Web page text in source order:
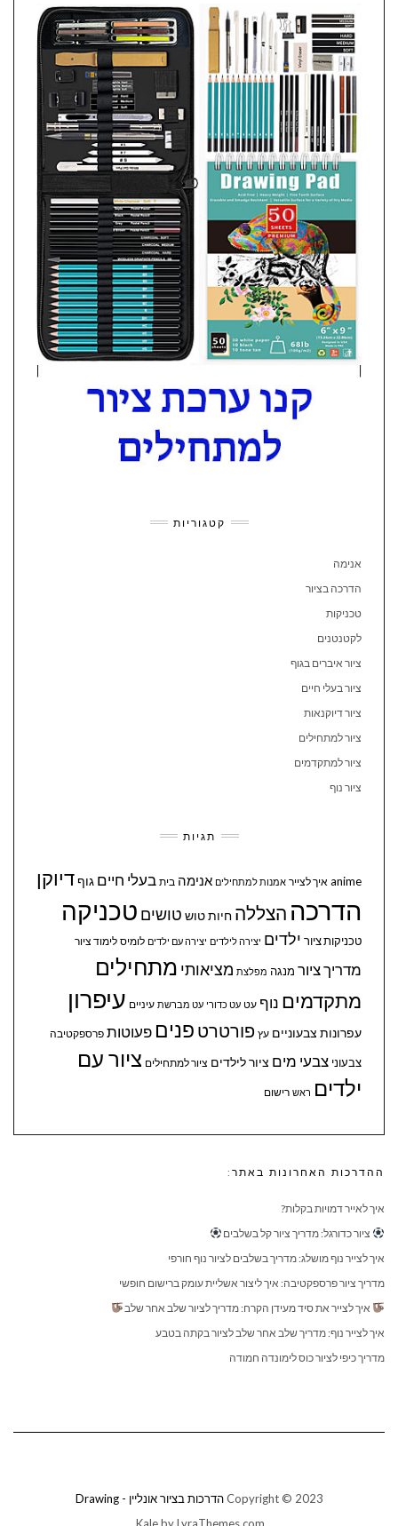
קטגוריות
אנימה
הדרכה בציור
טכניקות
לקטנטנים
ציור איברים בגוף
ציור בעלי חיים
ציור דיוקנאות
ציור למתחילים
ציור למתקדמים
ציור נוף
תגיות
anime איך לצייר אמנות למתחילים אנימה בית בעלי חיים גוףדיוקן
הדרכה הצללה חיותטוש טושים טכניקה
טכניקות ציור ילדים יצירה לילדים יצירה עם ילדים לומיס לימוד ציור
מדריך ציור מנגה מפלצת מציאותי מתחילים
מתקדמים נוף עט עט כדורי עט מברשת עיניים עיפרון
עפרונות צבעוניים עץ פורטרט פנים פעוטות פרספקטיבה
צבעוני צבעי מים ציור לילדים ציור למתחילים ציור עם
ילדים ראש רישום
ההדרכות האחרונות באתר:
איך לאייר דמויות בקלות?
ציור כדורגל: מדריך ציור קל בשלבים
איך לצייר נוף מושלג: מדריך בשלבים לציור נוף חורפי
מדריך ציור פרספקטיבה: איך ליצור אשליית עומק ברישום חופשי
איך לצייר את סיד מעידן הקרח: מדריך לציור שלב אחר שלב
איך לצייר נוף: מדריך שלב אחר שלב לציור בקתה בטבע
מדריך כיפי לציור כוס לימונדה חמודה
Copyright © 2023 הדרכות בציור אונליין - Drawing
Kaleby LyraThemes.com.